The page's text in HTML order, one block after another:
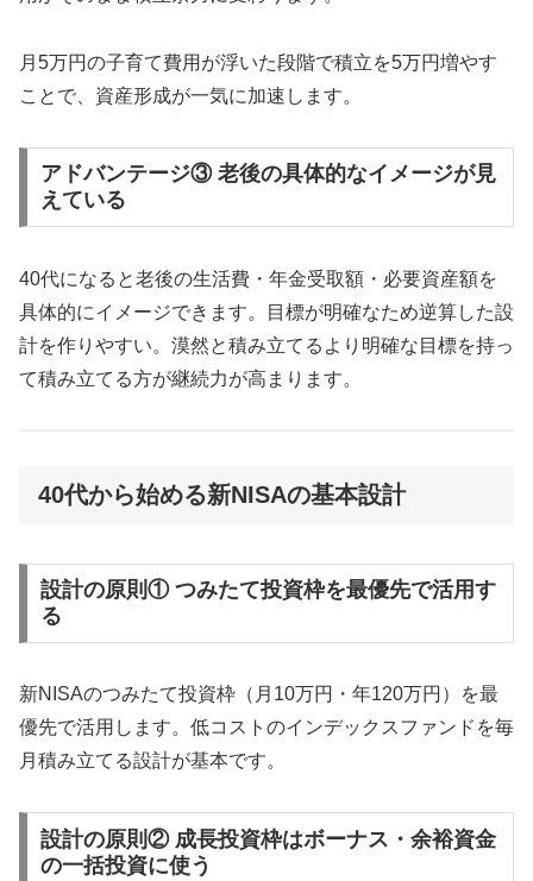
月5万円の子育て費用が浮いた段階で積立を5万円増やす
ことで、資産形成が一気に加速します。
アドバンテージ③ 老後の具体的なイメージが見
えている
40代になると老後の生活費・年金受取額・必要資産額を
具体的にイメージできます。目標が明確なため逆算した設
計を作りやすい。漠然と積み立てるより明確な目標を持っ
て積み立てる方が継続力が高まります。
40代から始める新NISAの基本設計
設計の原則① つみたて投資枠を最優先で活用す
る
新NISAのつみたて投資枠（月10万円・年120万円）を最
優先で活用します。低コストのインデックスファンドを毎
月積み立てる設計が基本です。
設計の原則② 成長投資枠はボーナス・余裕資金
の一括投資に使う